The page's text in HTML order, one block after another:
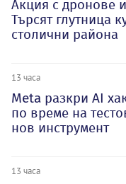
Акция с дронове
Търсят глутница
столични района
13 часа
Meta разкри AI
по време на
нов инструмент
13 часа